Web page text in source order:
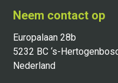
Neem contact op
Europalaan 28b
5232 BC ‘s-
Nederland